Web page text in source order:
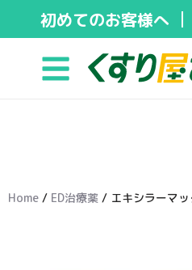
キ
初めてのお客様へ
Home / ED治療薬 / エキシラーマ